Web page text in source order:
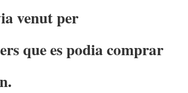
venut per
que es podia comprar